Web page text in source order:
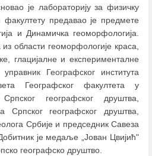
је лабораторију за физичку
предавао је предмете
и Динамичка геоморфологија.
области геоморфологије краса,
глацијалне и експерименталне
Географског института
Географског факултета у
географског друштва,
Српског географског друштва,
Србије и председник Савеза
је медаље „Јован Цвијић"
географско друштво.